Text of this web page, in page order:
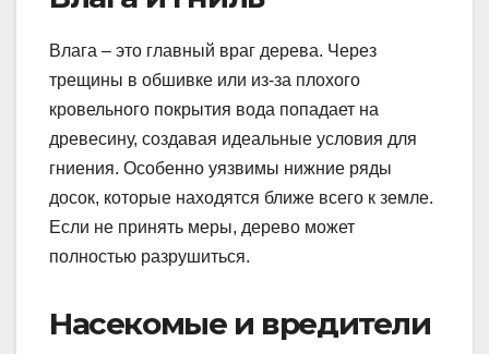
Влага – это главный враг дерева. Через
трещины в обшивке или из-за плохого
кровельного покрытия вода попадает на
древесину, создавая идеальные условия для
гниения. Особенно уязвимы нижние ряды
досок, которые находятся ближе всего к земле.
Если не принять меры, дерево может
полностью разрушиться.
Насекомые и вредители